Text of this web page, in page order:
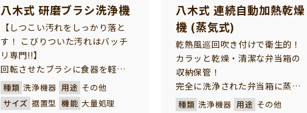
八木式 研磨ブラシ洗浄機
【しつこい汚れをしっかり落と
す！ こびりついた汚れはバッチ
リ専門!!】
回転させたブラシに食器を軽く
押し当てて、頑固な汚れもしっか
りと除去できます。 あらゆる形
状の食器や、器物に対応し、病
種類 洗浄機器 用途 その他
サイズ 据置型 機能 大量処理
八木式 連続自動加熱乾燥
機 (蒸気式)
乾熱風巡回吹き付けで衛生的！
カラッと乾燥・清潔な弁当箱の
収納保管！
完全に洗浄された弁当箱に蒸気
利用の乾熱風を巡回吹き付け、
種類 洗浄機器 用途 その他